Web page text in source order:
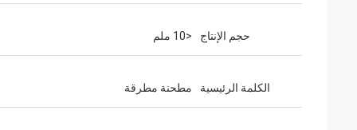
حجم الإنتاج <10 ملم
الكلمة الرئيسية مطحنة مطرقة